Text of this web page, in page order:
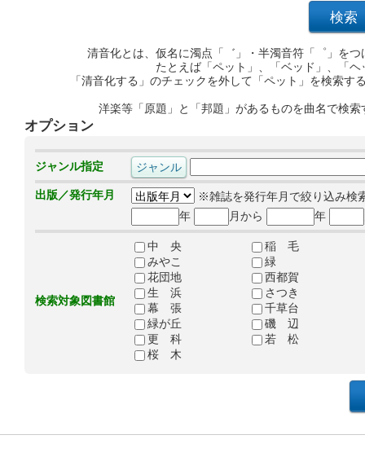
清音化とは、仮名に濁点「゛」・半濁音符「゜」を
たとえば「ペット」、「ベッド」、「
「清音化する」のチェックを外して「ペット」を検索
洋楽等「原題」と「邦題」があるものを曲名で検
オプション
ジャンル指定
出版／発行年月
※雑誌を発行年月で絞り込み検
年
月から 年
検索対象図書館
中 央
稲 毛
みやこ
緑
花団地
西都賀
生 浜
さつき
幕 張
千草台
緑が丘
磯 辺
更 科
若 松
桜 木